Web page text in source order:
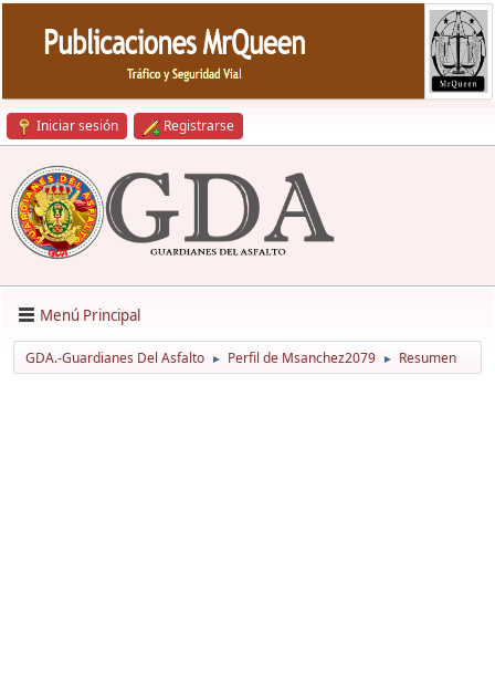
Iniciar sesión Registrarse
Menú Principal
GDA.-Guardianes Del Asfalto ► Perfil de Msanchez2079 ► Resumen